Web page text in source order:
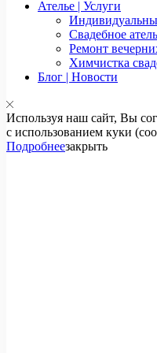
Ателье | Услуги
Свадебное
Ремонт
Химчистка
Блог | Новости
Используя наш сайт, Вы
с использованием куки
Подробнеезакрыть